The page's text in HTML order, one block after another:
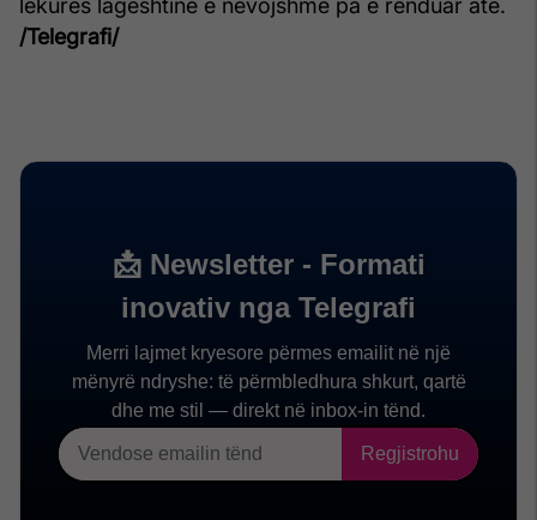
lëkurës lagështinë e nevojshme pa e rënduar atë.
/Telegrafi/